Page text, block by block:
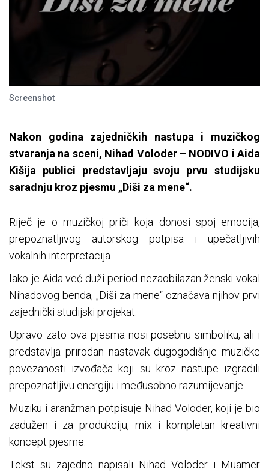
Screenshot
Nakon godina zajedničkih nastupa i muzičkog
stvaranja na sceni, Nihad Voloder – NODIVO i Aida
Kišija publici predstavljaju svoju prvu studijsku
saradnju kroz pjesmu „Diši za mene“.
Riječ je o muzičkoj priči koja donosi spoj emocija,
prepoznatljivog autorskog potpisa i upečatljivih
vokalnih interpretacija.
Iako je Aida već duži period nezaobilazan ženski vokal
Nihadovog benda, „Diši za mene“ označava njihov prvi
zajednički studijski projekat.
Upravo zato ova pjesma nosi posebnu simboliku, ali i
predstavlja prirodan nastavak dugogodišnje muzičke
povezanosti izvođača koji su kroz nastupe izgradili
prepoznatljivu energiju i međusobno razumijevanje.
Muziku i aranžman potpisuje Nihad Voloder, koji je bio
zadužen i za produkciju, mix i kompletan kreativni
koncept pjesme.
Tekst su zajedno napisali Nihad Voloder i Muamer